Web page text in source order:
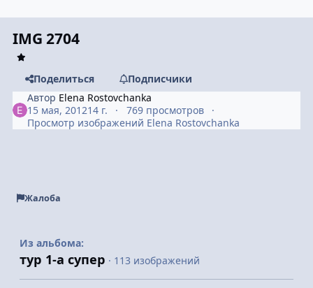
IMG 2704
Поделиться
Подписчики
Автор Elena Rostovchanka
15 мая, 201214 г.
769 просмотров
Просмотр изображений Elena Rostovchanka
Жалоба
Из альбома:
тур 1-а супер · 113 изображений